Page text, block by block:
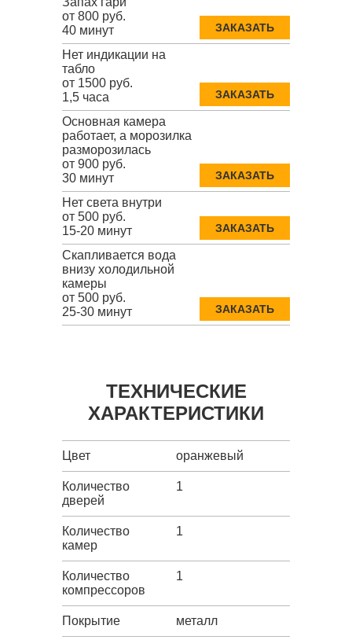
от 800 руб.
40 минут
ЗАКАЗАТЬ
Нет индикации на
табло
от 1500 руб.
1,5 часа
ЗАКАЗАТЬ
Основная камера
работает, а морозилка
разморозилась
от 900 руб.
30 минут
ЗАКАЗАТЬ
Нет света внутри
от 500 руб.
15-20 минут
ЗАКАЗАТЬ
Скапливается вода
внизу холодильной
камеры
от 500 руб.
25-30 минут
ЗАКАЗАТЬ
ТЕХНИЧЕСКИЕ
ХАРАКТЕРИСТИКИ
Цвет оранжевый
Количество
дверей
1
Количество
камер
1
Количество
компрессоров
1
Покрытие металл